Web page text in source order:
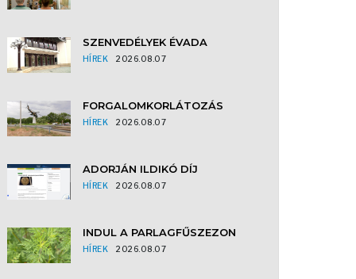
SZENVEDÉLYEK ÉVADA
HÍREK 2026.08.07
FORGALOMKORLÁTOZÁS
HÍREK 2026.08.07
ADORJÁN ILDIKÓ DÍJ
HÍREK 2026.08.07
INDUL A PARLAGFŰSZEZON
HÍREK 2026.08.07